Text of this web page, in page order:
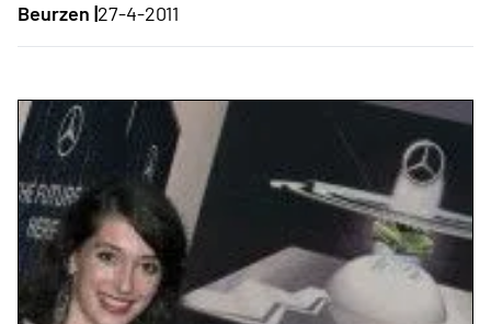
Beurzen |27-4-2011